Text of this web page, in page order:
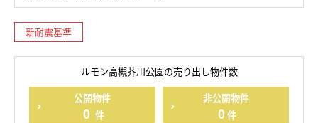
新耐震基準
ルモン高槻芥川公園の売り出し物件数
公開物件
0 件
非公開物件
0 件